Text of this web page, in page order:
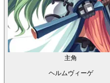
主角
ヘルムヴィーゲ